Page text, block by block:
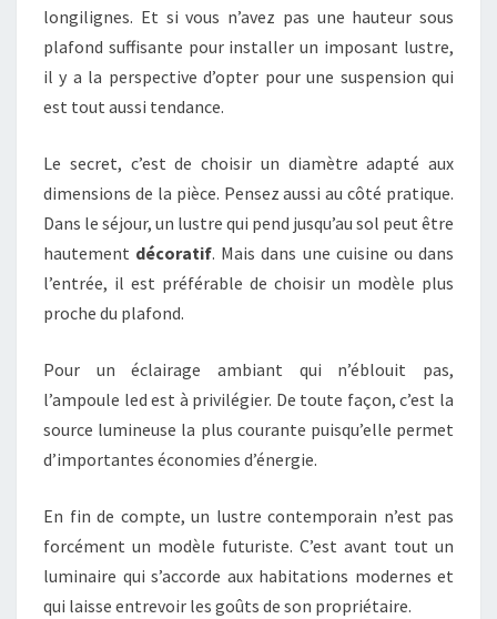
longilignes. Et si vous n’avez pas une hauteur sous
plafond suffisante pour installer un imposant lustre,
il y a la perspective d’opter pour une suspension qui
est tout aussi tendance.
Le secret, c’est de choisir un diamètre adapté aux
dimensions de la pièce. Pensez aussi au côté pratique.
Dans le séjour, un lustre qui pend jusqu’au sol peut être
hautement décoratif. Mais dans une cuisine ou dans
l’entrée, il est préférable de choisir un modèle plus
proche du plafond.
Pour un éclairage ambiant qui n’éblouit pas,
l’ampoule led est à privilégier. De toute façon, c’est la
source lumineuse la plus courante puisqu’elle permet
d’importantes économies d’énergie.
En fin de compte, un lustre contemporain n’est pas
forcément un modèle futuriste. C’est avant tout un
luminaire qui s’accorde aux habitations modernes et
qui laisse entrevoir les goûts de son propriétaire.